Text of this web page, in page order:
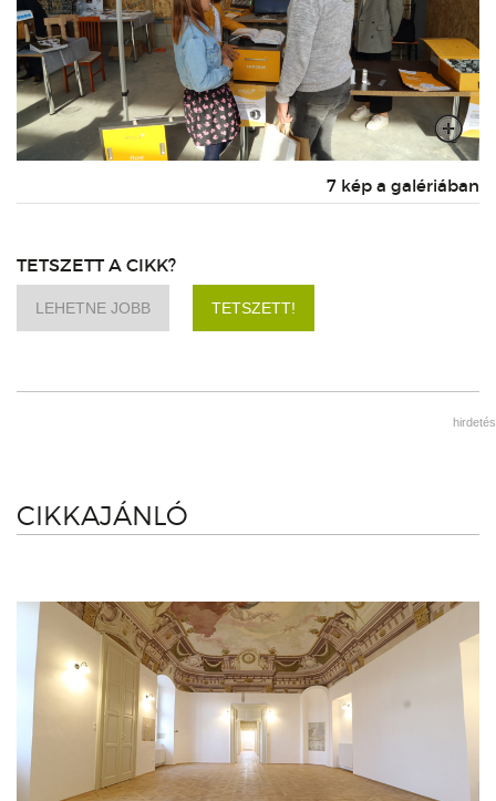
7 kép a galériában
TETSZETT A CIKK?
LEHETNE JOBB TETSZETT!
hirdetés
CIKKAJÁNLÓ